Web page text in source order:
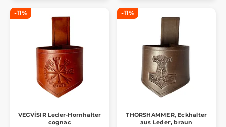
-11%
VEGVÍSIR Leder-Hornhalter
cognac
-11%
THORSHAMMER, Eckhalter
aus Leder, braun